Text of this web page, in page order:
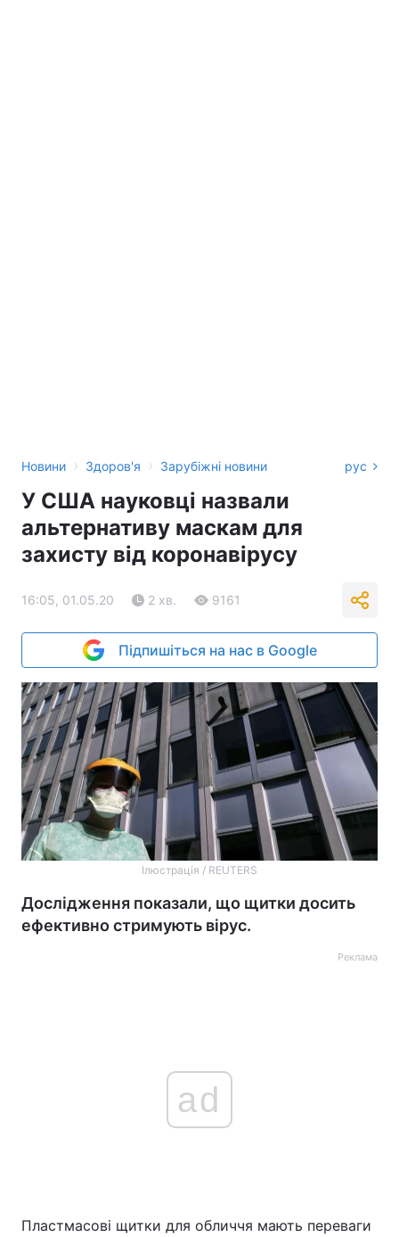
Новини › Здоров'я › Зарубіжні новини рус
У США науковці назвали
альтернативу маскам для
захисту від коронавірусу
16:05, 01.05.20 2 хв. 9161
Підпишіться на нас в Google
Ілюстрація / REUTERS
Дослідження показали, що щитки досить
ефективно стримують вірус.
Реклама
ad
Пластмасові щитки для обличчя мають переваги